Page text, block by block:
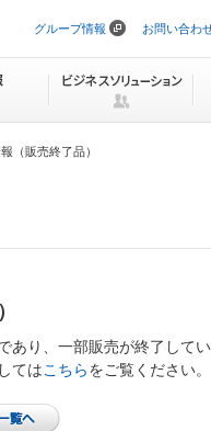
ビ
ョ
を
グループ情報 お問い合わ
（販売終了品）
あり、一部販売が終了して
てはこちらをご覧ください。